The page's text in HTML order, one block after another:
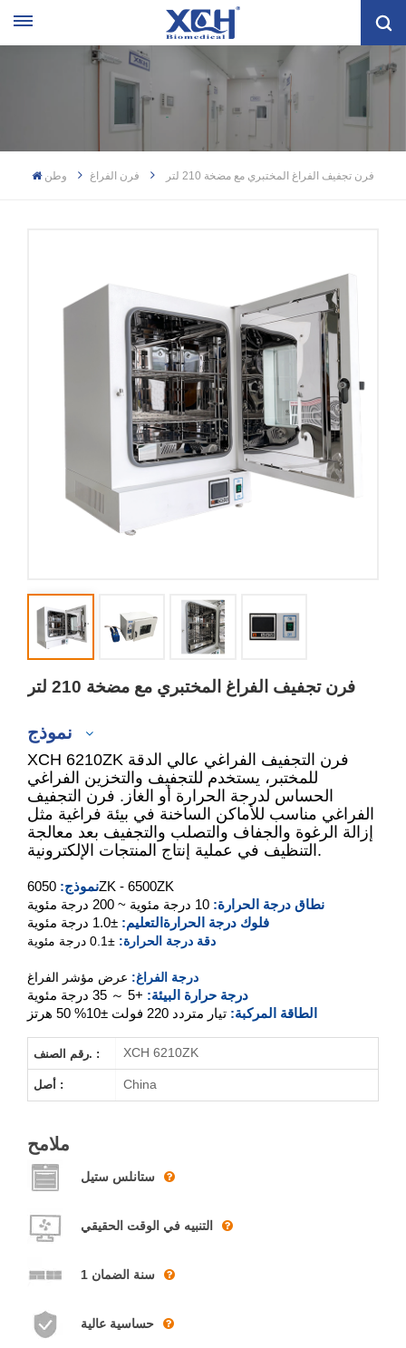
وطن فرن الفراغ فرن تجفيف الفراغ المختبري مع مضخة 210 لتر
فرن تجفيف الفراغ المختبري مع مضخة 210 لتر
XCH-6050ZK
XCH-6090ZK
XCH-6210ZK
XCH-6500ZK
XCH 6210ZK فرن التجفيف الفراغي عالي الدقة
للمختبر، يستخدم للتجفيف والتخزين الفراغي
الحساس لدرجة الحرارة أو الغاز. فرن التجفيف
الفراغي مناسب للأماكن الساخنة في بيئة فراغية مثل
إزالة الرغوة والجفاف والتصلب والتجفيف بعد معالجة
التنظيف في عملية إنتاج المنتجات الإلكترونية.
نموذج:6050ZK - 6500ZK
نطاق درجة الحرارة: 10 درجة مئوية ~ 200 درجة مئوية
فلوك درجة الحرارة التعليم: ±1.0 درجة مئوية
دقة درجة الحرارة: ±0.1 درجة مئوية
درجة الفراغ: عرض مؤشر الفراغ
درجة حرارة البيئة: +5 ～ 35 درجة مئوية
الطاقة المركبة: تيار متردد 220 فولت ±10% 50 هرتز
رقم الصنف. : XCH 6210ZK
أصل : China
ملامح
ستانلس ستيل
التنبيه في الوقت الحقيقي
1 سنة الضمان
حساسية عالية